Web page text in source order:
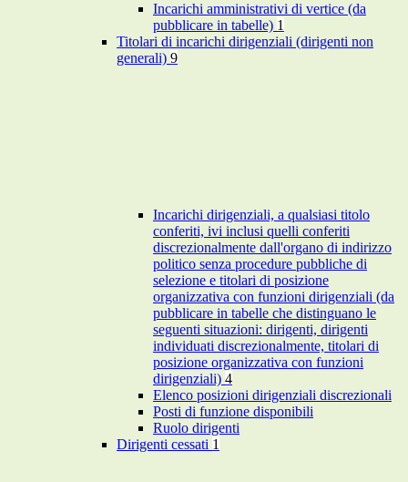
Incarichi amministrativi di vertice (da
pubblicare in tabelle) 1
Titolari di incarichi dirigenziali (dirigenti non
generali) 9
Incarichi dirigenziali, a qualsiasi titolo
conferiti, ivi inclusi quelli conferiti
discrezionalmente dall'organo di indirizzo
politico senza procedure pubbliche di
selezione e titolari di posizione
organizzativa con funzioni dirigenziali (da
pubblicare in tabelle che distinguano le
seguenti situazioni: dirigenti, dirigenti
individuati discrezionalmente, titolari di
posizione organizzativa con funzioni
dirigenziali) 4
Elenco posizioni dirigenziali discrezionali
Posti di funzione disponibili
Ruolo dirigenti
Dirigenti cessati 1